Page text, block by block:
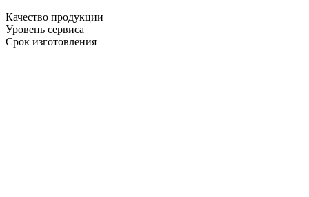
Качество продукции
Уровень сервиса
Срок изготовления